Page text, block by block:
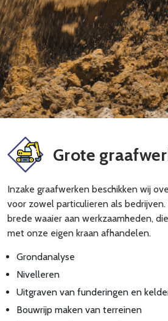
Grote
Inzake graafwerken beschikken wij
voor zowel particulieren als
brede waaier aan werkzaamheden,
met onze eigen kraan afhandelen.
Grondanalyse
Nivelleren
Uitgraven van funderingen en
Bouwrijp maken van terreinen